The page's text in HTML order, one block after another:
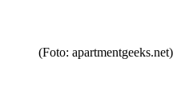
(Foto: apartmentgeeks.net)